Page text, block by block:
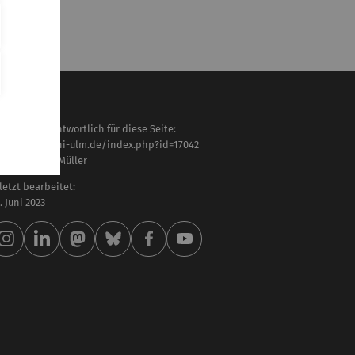
verantwortlich für diese Seite:
www.uni-ulm.de/index.php?id=17042
Dr. Martin Müller
bearbeitet:
Juni 2023